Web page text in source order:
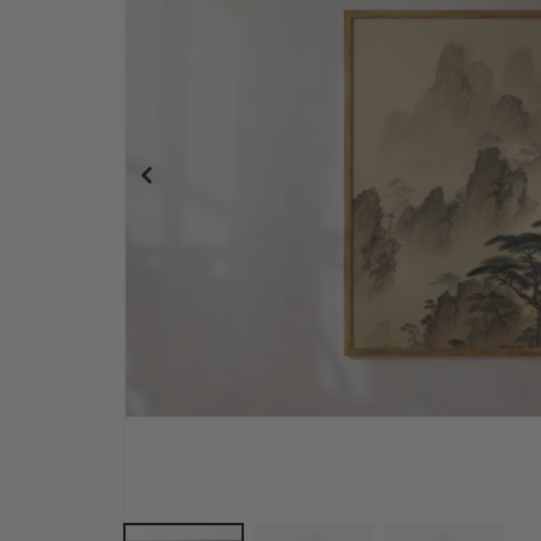
Messer-Set für Klebefolie & Fliesenaufkleber –